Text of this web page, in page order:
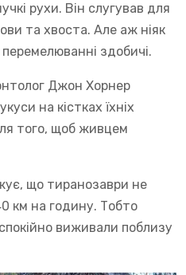
рухи. Він слугував для
та хвоста. Але аж ніяк
здобичі.
Джон Хорнер
на кістках їхніх
того, щоб живцем
що тиранозаври не
км на годину. Тобто
виживали поблизу